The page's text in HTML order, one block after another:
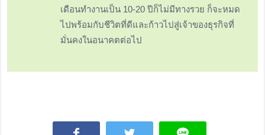
เดือนทำงานเป็น 10-20 ปีก็ไม่มีทางรวย ก็จะหมด
ไปพร้อมกับชีวิตที่ดีและก้าวไปสู่เจ้าของธุรกิจที่
มั่นคงในอนาคตต่อไป